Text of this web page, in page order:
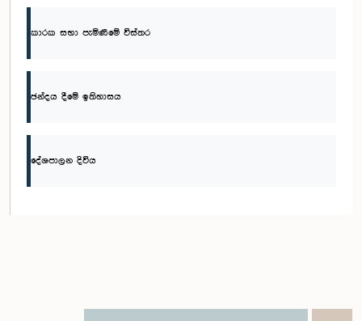
කාරක සභා පැමිණීමේ විස්තර
ඡන්දය දීමේ ඉතිහාසය
දේශපාලන දිවිය